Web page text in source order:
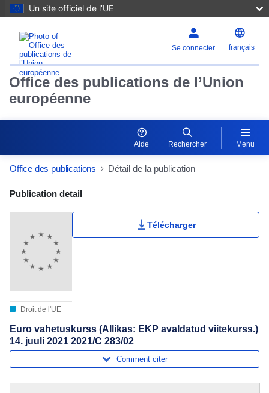
Un site officiel de l’UE
Se connecter français
Office des publications de l’Union
européenne
Aide Rechercher Menu
Office des publications Détail de la publication
Publication Detail Actions Portlet
Publication detail
Droit de l'UE
Télécharger
Euro vahetuskurss (Allikas: EKP avaldatud viitekurss.)
14. juuli 2021 2021/C 283/02
Comment citer